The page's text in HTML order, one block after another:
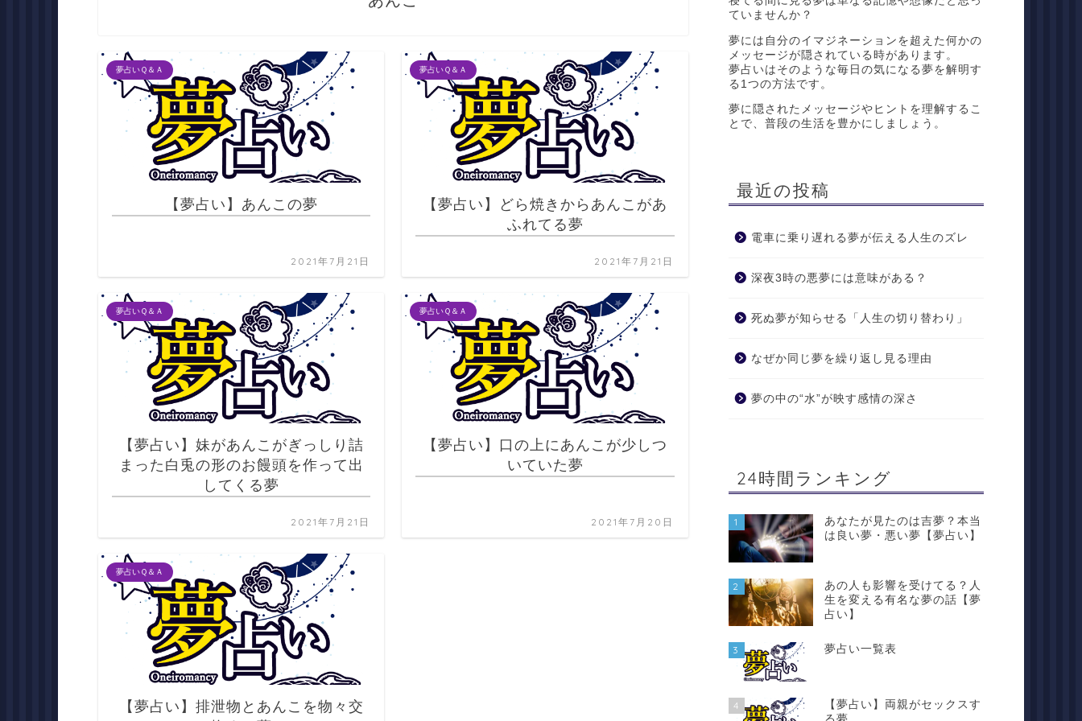
夢占いＱ＆Ａ
【夢占い】あんこの夢
2021年7月21日
夢占いＱ＆Ａ
【夢占い】どら焼きからあんこがあ
ふれてる夢
2021年7月21日
夢占いＱ＆Ａ
【夢占い】妹があんこがぎっしり詰
まった白兎の形のお饅頭を作って出
してくる夢
2021年7月21日
夢占いＱ＆Ａ
【夢占い】口の上にあんこが少しつ
いていた夢
2021年7月20日
夢占いＱ＆Ａ
【夢占い】排泄物とあんこを物々交
ていませんか？
夢には自分のイマジネーションを超えた何かの
メッセージが隠されている時があります。
夢占いはそのような毎日の気になる夢を解明す
る1つの方法です。
夢に隠されたメッセージやヒントを理解するこ
とで、普段の生活を豊かにしましょう。
最近の投稿
電車に乗り遅れる夢が伝える人生のズレ
深夜3時の悪夢には意味がある？
死ぬ夢が知らせる「人生の切り替わり」
なぜか同じ夢を繰り返し見る理由
夢の中の“水”が映す感情の深さ
24時間ランキング
1
あなたが見たのは吉夢？本当
は良い夢・悪い夢【夢占い】
2
あの人も影響を受けてる？人
生を変える有名な夢の話【夢
占い】
3 夢占い一覧表
4
【夢占い】両親がセックスす